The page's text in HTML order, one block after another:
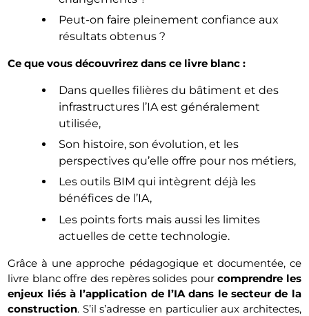
Peut-on faire pleinement confiance aux
résultats obtenus ?
Ce que vous découvrirez dans ce livre blanc :
Dans quelles filières du bâtiment et des
infrastructures l’IA est généralement
utilisée,
Son histoire, son évolution, et les
perspectives qu’elle offre pour nos métiers,
Les outils BIM qui intègrent déjà les
bénéfices de l’IA,
Les points forts mais aussi les limites
actuelles de cette technologie.
Grâce à une approche pédagogique et documentée, ce
livre blanc offre des repères solides pourcomprendre les
enjeux liés à l’application de l’IA dans le secteur de la
construction. S’il s’adresse en particulier aux architectes,